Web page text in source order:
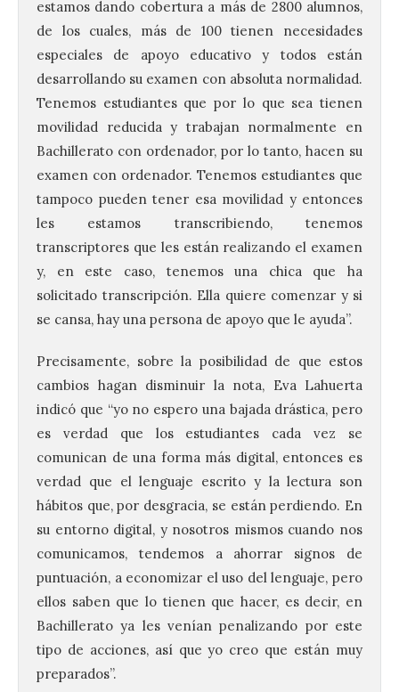
estamos dando cobertura a más de 2800 alumnos,
de los cuales, más de 100 tienen necesidades
especiales de apoyo educativo y todos están
desarrollando su examen con absoluta normalidad.
Tenemos estudiantes que por lo que sea tienen
movilidad reducida y trabajan normalmente en
Bachillerato con ordenador, por lo tanto, hacen su
examen con ordenador. Tenemos estudiantes que
tampoco pueden tener esa movilidad y entonces
les estamos transcribiendo, tenemos
transcriptores que les están realizando el examen
y, en este caso, tenemos una chica que ha
solicitado transcripción. Ella quiere comenzar y si
se cansa, hay una persona de apoyo que le ayuda”.
Precisamente, sobre la posibilidad de que estos
cambios hagan disminuir la nota, Eva Lahuerta
indicó que “yo no espero una bajada drástica, pero
es verdad que los estudiantes cada vez se
comunican de una forma más digital, entonces es
verdad que el lenguaje escrito y la lectura son
hábitos que, por desgracia, se están perdiendo. En
su entorno digital, y nosotros mismos cuando nos
comunicamos, tendemos a ahorrar signos de
puntuación, a economizar el uso del lenguaje, pero
ellos saben que lo tienen que hacer, es decir, en
Bachillerato ya les venían penalizando por este
tipo de acciones, así que yo creo que están muy
preparados”.